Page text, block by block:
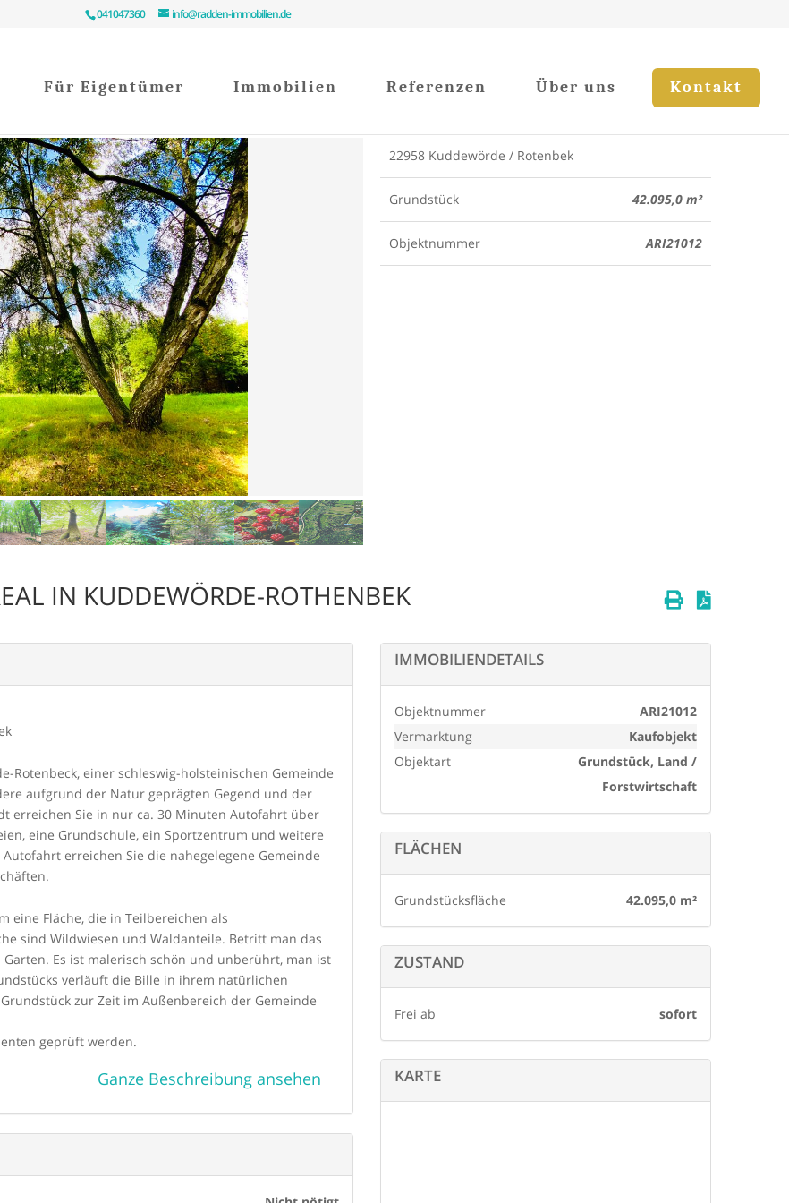
041047360 info@radden-immobilien.de
Für Eigentümer Immobilien Referenzen Über uns Kontakt
22958 Kuddewörde / Rotenbek
Grundstück 42.095,0 m²
Objektnummer ARI21012
IN KUDDEWÖRDE-ROTHENBEK
Rotenbeck, einer schleswig-holsteinischen Gemeinde
aufgrund der Natur geprägten Gegend und der
erreichen Sie in nur ca. 30 Minuten Autofahrt über
eine Grundschule, ein Sportzentrum und weitere
erreichen Sie die nahegelegene Gemeinde
eine Fläche, die in Teilbereichen als
sind Wildwiesen und Waldanteile. Betritt man das
Es ist malerisch schön und unberührt, man ist
verläuft die Bille in ihrem natürlichen
zur Zeit im Außenbereich der Gemeinde
geprüft werden.
Immobilien nach § 2 Abs. 1 Nr. 14 und § 10Abs. 3
Sie als natürliche Person handeln) -
Ganze Beschreibung ansehen
IMMOBILIENDETAILS
Objektnummer
ARI21012
Vermarktung
Kaufobjekt
Objektart
Grundstück, Land /
Forstwirtschaft
FLÄCHEN
Grundstücksfläche 42.095,0 m²
ZUSTAND
Frei ab sofort
KARTE